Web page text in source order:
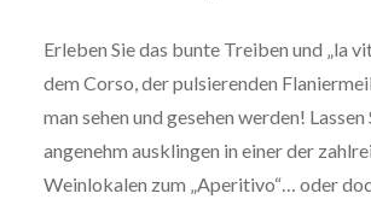
Erleben Sie das bunte Treiben und „la
dem Corso, der pulsierenden
man sehen und gesehen werden! Lassen
angenehm ausklingen in einer der
Weinlokalen zum „Aperitivo“… oder